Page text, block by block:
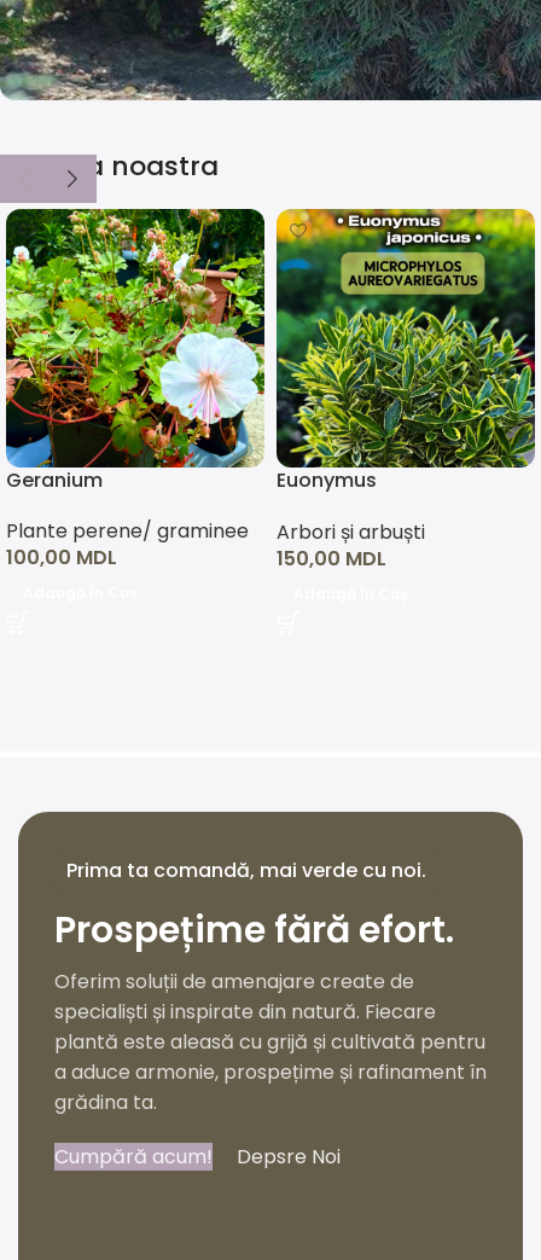
Thuja Smaragd
Ofertă disponibilă pentru toate Tuile Smaragd
Cumpără acum
Selecția noastra
Geranium
Plante perene/ graminee
100,00 MDL
Euonymus
Arbori și arbuști
150,00 MDL
Prima ta comandă, mai verde cu noi.
Prospețime fără efort.
Oferim soluții de amenajare create de
specialiști și inspirate din natură. Fiecare
plantă este aleasă cu grijă și cultivată pentru
a aduce armonie, prospețime și rafinament în
grădina ta.
Cumpără acum!
Depsre Noi